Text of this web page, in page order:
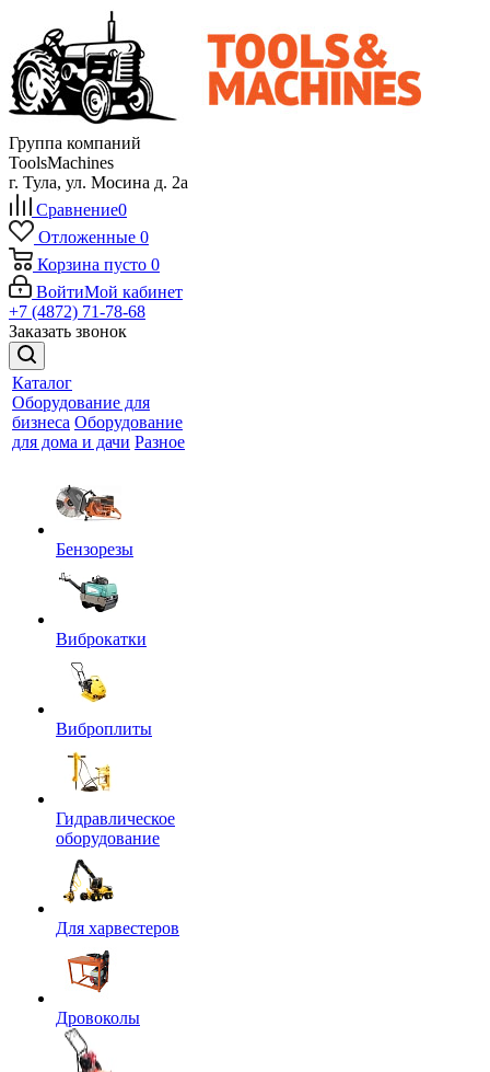
Группа компаний
ToolsMachines
г. Тула, ул. Мосина д. 2а
Сравнение0
Отложенные 0
Корзина пусто 0
ВойтиМой кабинет
+7 (4872) 71-78-68
Заказать звонок
Каталог
Оборудование для
бизнеса Оборудование
для дома и дачи Разное
Бензорезы
Виброкатки
Виброплиты
Гидравлическое
оборудование
Для харвестеров
Дровоколы